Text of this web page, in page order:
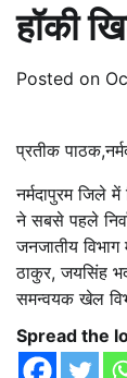
हॉकी
Posted on
प्रतीक
नर्मदापुरम जिले
ने सबसे पहले
जनजातीय
ठाकुर, जयसिंह
समन्वयक खेल
Spread the